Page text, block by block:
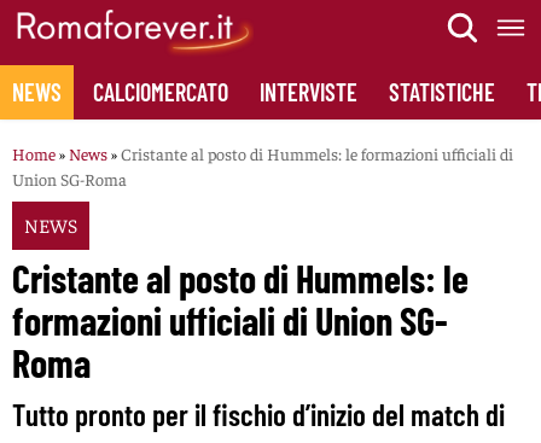
Skip
content
NEWS CALCIOMERCATO INTERVISTE STATISTICHE
Home» News»Cristante al posto di Hummels: le formazioni ufficiali di
Union SG-Roma
NEWS
Cristante al posto di Hummels: le
formazioni ufficiali di Union SG-
Roma
Tutto pronto per il fischio d’inizio del match di